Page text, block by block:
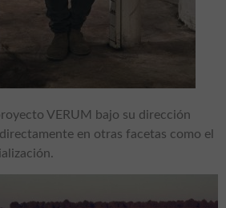
VERUM bajo su dirección
en otras facetas como el